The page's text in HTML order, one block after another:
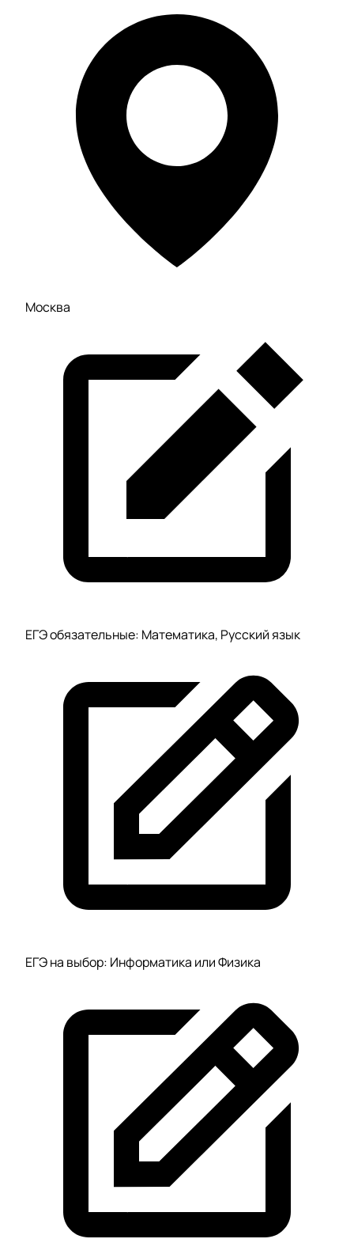
Москва
ЕГЭ обязательные: Математика, Русский язык
ЕГЭ на выбор: Информатика или Физика